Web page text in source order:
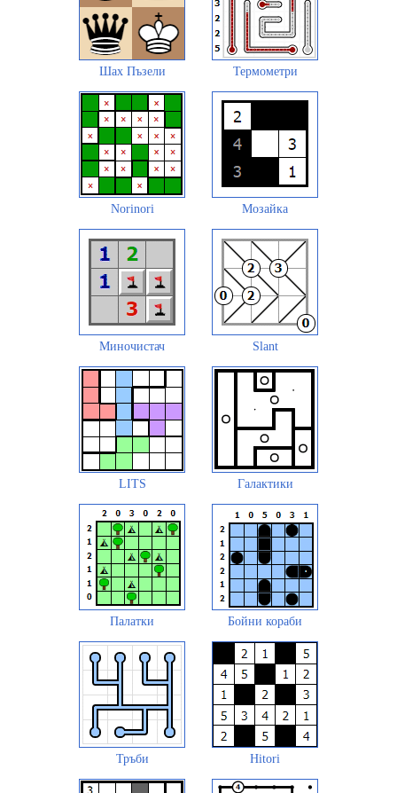
Шах Пъзели Термометри
Norinori Мозайка
Миночистач Slant
LITS Галактики
Палатки Бойни кораби
Тръби Hitori